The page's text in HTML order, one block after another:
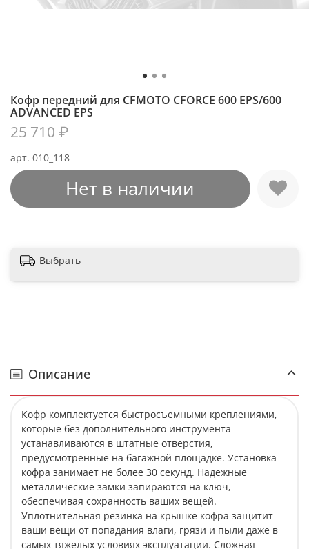
арт. 010_118
Кофр передний для CFMOTO CFORCE 600 EPS/600
ADVANCED EPS
25 710 ₽
Нет в наличии
Выбрать
Описание
Кофр комплектуется быстросъемными креплениями,
которые без дополнительного инструмента
устанавливаются в штатные отверстия,
предусмотренные на багажной площадке. Установка
кофра занимает не более 30 секунд. Надежные
металлические замки запираются на ключ,
обеспечивая сохранность ваших вещей.
Уплотнительная резинка на крышке кофра защитит
ваши вещи от попадания влаги, грязи и пыли даже в
самых тяжелых условиях эксплуатации. Сложная